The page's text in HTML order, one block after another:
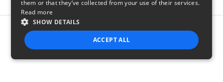
Report this product
them or that they’ve collected from your use of their services.
Read more
SHOW DETAILS
ACCEPT ALL
STRICTLY NECESSARY PERFORMANCE